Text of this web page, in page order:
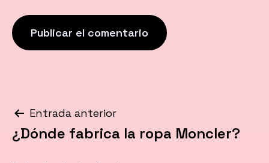
Navegación
de
Entrada anterior
¿Dónde fabrica la ropa Moncler?